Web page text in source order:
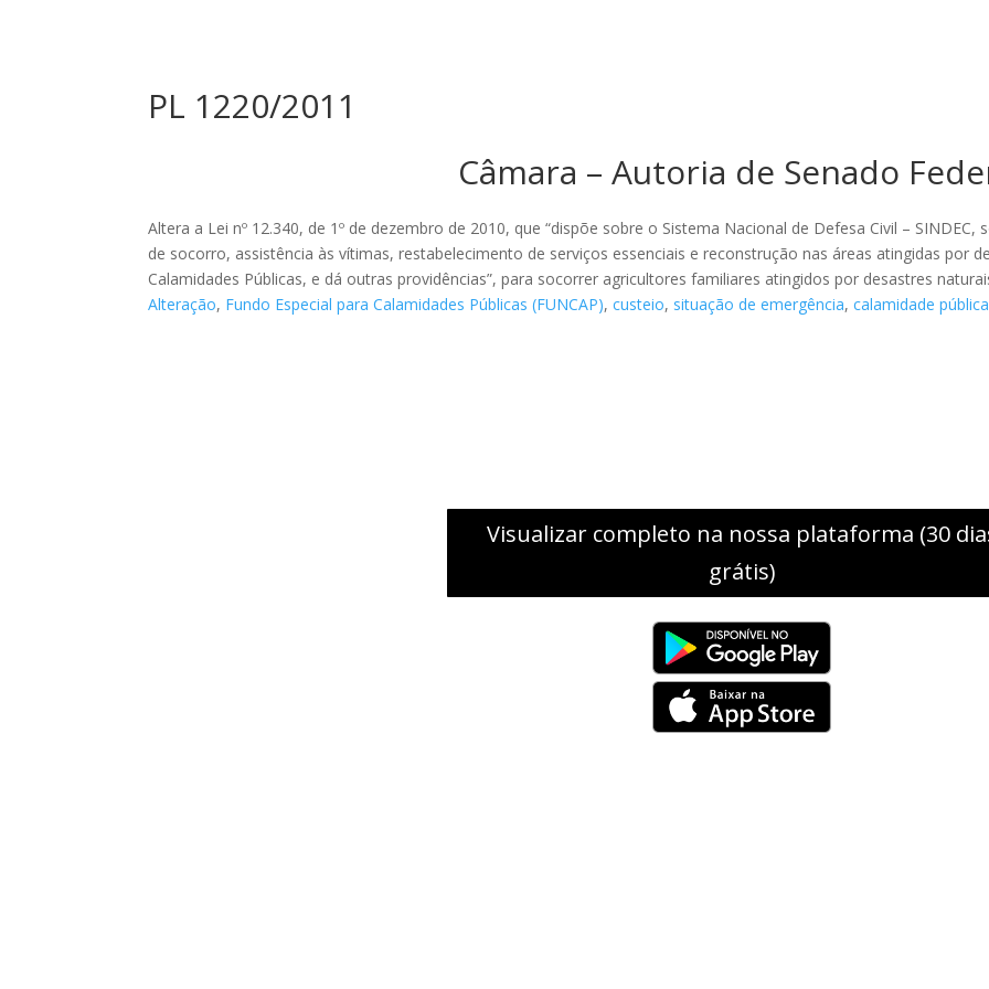
PL 1220/2011
Câmara – Autoria de Senado
Altera a Lei nº 12.340, de 1º de dezembro de 2010, que “dispõe sobre o Sistema Nacional de Defesa Civil –
de socorro, assistência às vítimas, restabelecimento de serviços essenciais e reconstrução nas áreas atingidas por
Calamidades Públicas, e dá outras providências”, para socorrer agricultores familiares atingidos por desastres
Alteração, Fundo Especial para Calamidades Públicas (FUNCAP),custeio, situação de emergência,calamidade pública
Visualizar completo na nossa plataforma (30
grátis)